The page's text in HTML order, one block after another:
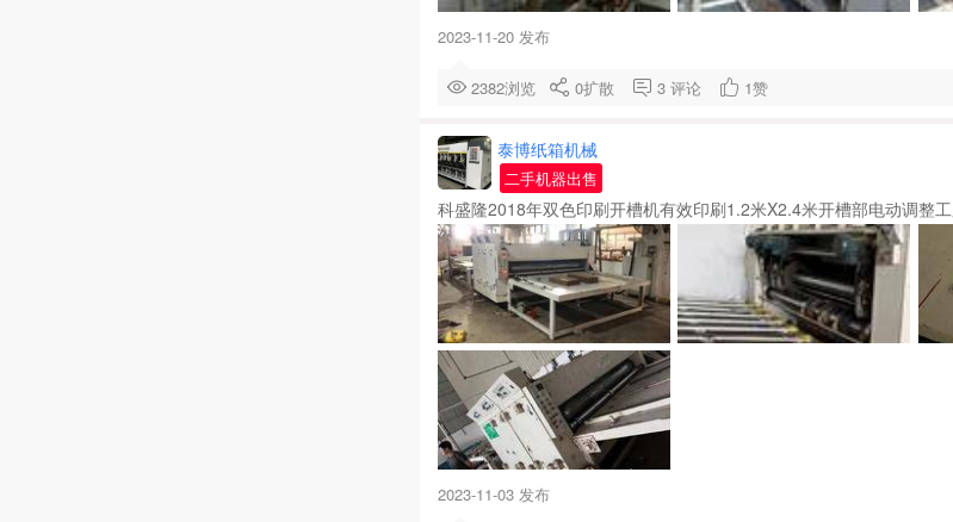
2023-11-20 发布
2382浏览 0扩散 3 评论 1赞
泰博纸箱机械
二手机器出售
科盛隆2018年双色印刷开槽机有效印刷1.2米X2.4米开槽部电动调整
2023-11-03 发布